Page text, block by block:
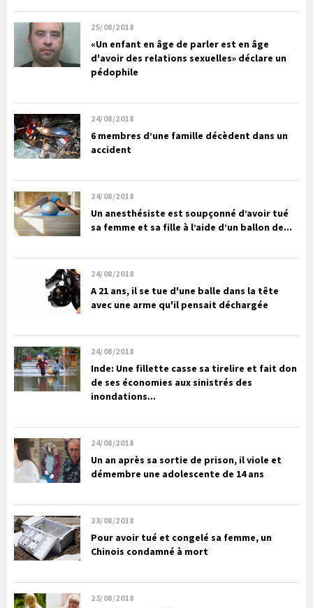
25/08/2018
«Un enfant en âge de parler est en âge
d'avoir des relations sexuelles» déclare un
pédophile
24/08/2018
6 membres d’une famille décèdent dans un
accident
24/08/2018
Un anesthésiste est soupçonné d’avoir tué
sa femme et sa fille à l’aide d’un ballon de...
24/08/2018
A 21 ans, il se tue d'une balle dans la tête
avec une arme qu'il pensait déchargée
24/08/2018
Inde: Une fillette casse sa tirelire et fait don
de ses économies aux sinistrés des
inondations...
24/08/2018
Un an après sa sortie de prison, il viole et
démembre une adolescente de 14 ans
23/08/2018
Pour avoir tué et congelé sa femme, un
Chinois condamné à mort
23/08/2018